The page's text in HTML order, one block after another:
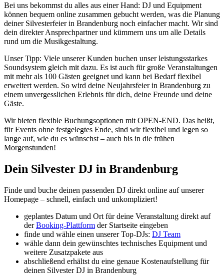
Bei uns bekommst du alles aus einer Hand: DJ und Equipment
können bequem online zusammen gebucht werden, was die Planung
deiner Silvesterfeier in Brandenburg noch einfacher macht. Wir sind
dein direkter Ansprechpartner und kümmern uns um alle Details
rund um die Musikgestaltung.
Unser Tipp: Viele unserer Kunden buchen unser leistungsstarkes
Soundsystem gleich mit dazu. Es ist auch für große Veranstaltungen
mit mehr als 100 Gästen geeignet und kann bei Bedarf flexibel
erweitert werden. So wird deine Neujahrsfeier in Brandenburg zu
einem unvergesslichen Erlebnis für dich, deine Freunde und deine
Gäste.
Wir bieten flexible Buchungsoptionen mit OPEN-END. Das heißt,
für Events ohne festgelegtes Ende, sind wir flexibel und legen so
lange auf, wie du es wünschst – auch bis in die frühen
Morgenstunden!
Dein Silvester DJ in Brandenburg
Finde und buche deinen passenden DJ direkt online auf unserer
Homepage – schnell, einfach und unkompliziert!
geplantes Datum und Ort für deine Veranstaltung direkt auf
derBooking-Plattform der Startseite eingeben
finde und wähle einen unserer Top-DJs: DJ Team
wähle dann dein gewünschtes technisches Equipment und
weitere Zusatzpakete aus
abschließend erhältst du eine genaue Kostenaufstellung für
deinen Silvester DJ in Brandenburg